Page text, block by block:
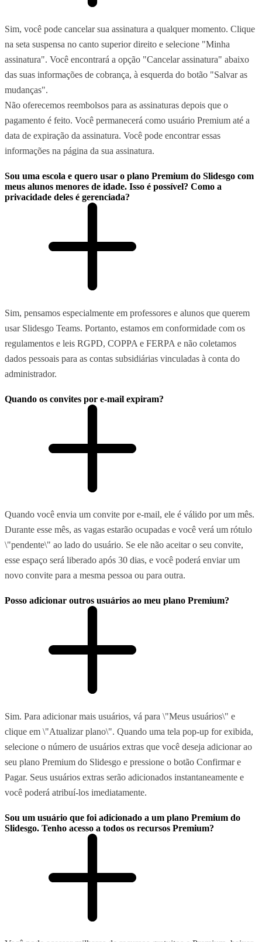
Sim, você pode cancelar sua assinatura a qualquer momento. Clique
na seta suspensa no canto superior direito e selecione "Minha
assinatura". Você encontrará a opção "Cancelar assinatura" abaixo
das suas informações de cobrança, à esquerda do botão "Salvar as
mudanças".
Não oferecemos reembolsos para as assinaturas depois que o
pagamento é feito. Você permanecerá como usuário Premium até a
data de expiração da assinatura. Você pode encontrar essas
informações na página da sua assinatura.
Sou uma escola e quero usar o plano Premium do Slidesgo com
meus alunos menores de idade. Isso é possível? Como a
privacidade deles é gerenciada?
Sim, pensamos especialmente em professores e alunos que querem
usar Slidesgo Teams. Portanto, estamos em conformidade com os
regulamentos e leis RGPD, COPPA e FERPA e não coletamos
dados pessoais para as contas subsidiárias vinculadas à conta do
administrador.
Quando os convites por e-mail expiram?
Quando você envia um convite por e-mail, ele é válido por um mês.
Durante esse mês, as vagas estarão ocupadas e você verá um rótulo
\"pendente\" ao lado do usuário. Se ele não aceitar o seu convite,
esse espaço será liberado após 30 dias, e você poderá enviar um
novo convite para a mesma pessoa ou para outra.
Posso adicionar outros usuários ao meu plano Premium?
Sim. Para adicionar mais usuários, vá para \"Meus usuários\" e
clique em \"Atualizar plano\". Quando uma tela pop-up for exibida,
selecione o número de usuários extras que você deseja adicionar ao
seu plano Premium do Slidesgo e pressione o botão Confirmar e
Pagar. Seus usuários extras serão adicionados instantaneamente e
você poderá atribuí-los imediatamente.
Sou um usuário que foi adicionado a um plano Premium do
Slidesgo. Tenho acesso a todos os recursos Premium?